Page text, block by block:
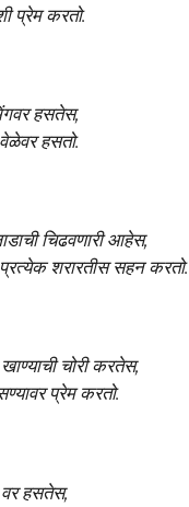
प्रेम करतो.
हसतेस,
हसतो.
चिढवणारी आहेस,
शरारतीस सहन करतो.
चोरी करतेस,
प्रेम करतो.
वर हसतेस,